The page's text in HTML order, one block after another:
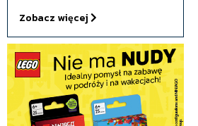
Zobacz więcej